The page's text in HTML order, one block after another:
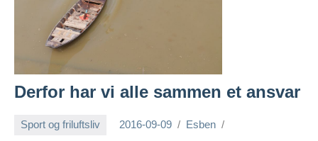
Derfor har vi alle sammen et ansvar
Sport og friluftsliv 2016-09-09 Esben